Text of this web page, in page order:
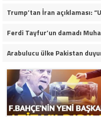
Ferdi Tayfur’un damadı
Arabulucu ülke Pakistan